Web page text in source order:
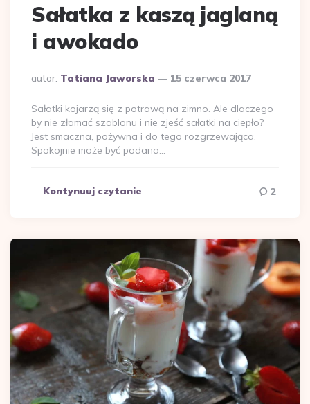
Sałatka z kaszą jaglaną
i awokado
Dodane
autor: Tatiana Jaworska 15 czerwca 2017
Sałatki kojarzą się z potrawą na zimno. Ale dlaczego
by nie złamać szablonu i nie zjeść sałatki na ciepło?
Jest smaczna, pożywna i do tego rozgrzewająca.
Spokojnie może być podana…
Kontynuuj czytanie 2